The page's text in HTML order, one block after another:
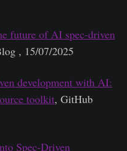
future of AI spec-driven
, 15/07/2025
development with AI:
toolkit, GitHub
Spec-Driven